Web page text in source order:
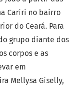
Cariri no bairro
do Ceará. Para
grupo diante dos
corpos e as
em
Mellysa Giselly,